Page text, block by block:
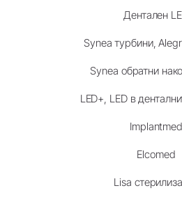
Дентален
Synea турбини,
Synea обратни
LED+, LED в
Implantmed
Elcomed
Lisa